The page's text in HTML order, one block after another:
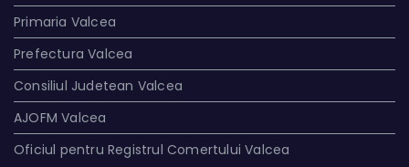
Primaria Valcea
Prefectura Valcea
Consiliul Judetean Valcea
AJOFM Valcea
Oficiul pentru Registrul Comertului Valcea